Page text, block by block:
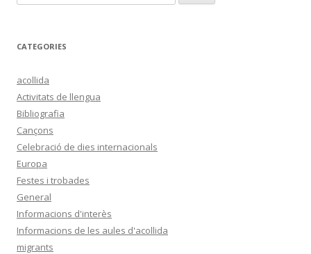
e
c
CATEGORIES
acollida
Activitats de llengua
Bibliografia
Cançons
Celebració de dies internacionals
Europa
Festes i trobades
General
Informacions d'interès
Informacions de les aules d'acollida
migrants